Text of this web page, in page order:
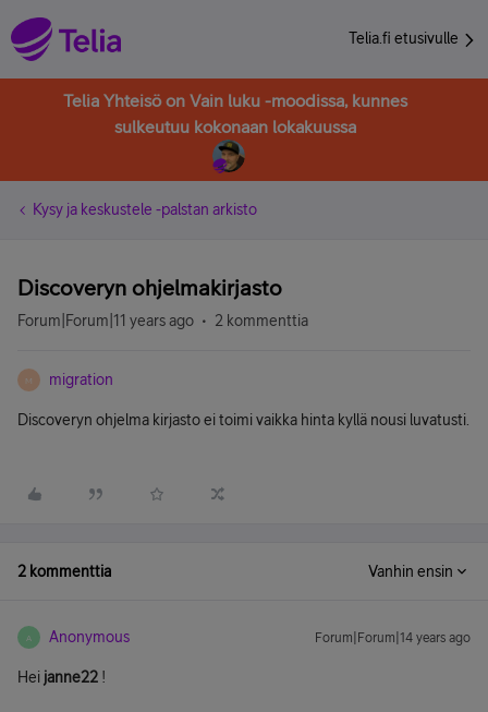
Telia.fi etusivulle
Telia Yhteisö on Vain luku -moodissa, kunnes
sulkeutuu kokonaan lokakuussa
Kysy ja keskustele -palstan arkisto
Discoveryn ohjelmakirjasto
Forum|Forum|11 years ago 2 kommenttia
M migration
Discoveryn ohjelma kirjasto ei toimi vaikka hinta kyllä nousi luvatusti.
2 kommenttia Vanhin ensin
A Anonymous Forum|Forum|14 years ago
Hei janne22 !